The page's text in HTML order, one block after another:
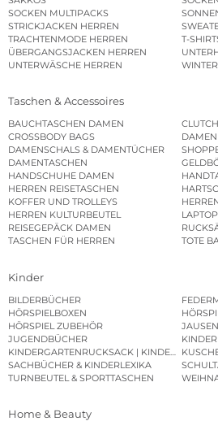
SOCKEN MULTIPACKS
STRICKJACKEN HERREN
TRACHTENMODE HERREN
T-
ÜBERGANGSJACKEN HERREN
UNTERWÄSCHE HERREN
Taschen & Accessoires
BAUCHTASCHEN DAMEN
CROSSBODY BAGS
DAMENSCHALS & DAMENTÜCHER
DAMENTASCHEN
HANDSCHUHE DAMEN
HERREN REISETASCHEN
KOFFER UND TROLLEYS
HERREN KULTURBEUTEL
REISEGEPÄCK DAMEN
TASCHEN FÜR HERREN
TOTE
Kinder
BILDERBÜCHER
HÖRSPIELBOXEN
HÖRSPIEL ZUBEHÖR
JUGENDBÜCHER
KINDERGARTENRUCKSACK |
SACHBÜCHER & KINDERLEXIKA
TURNBEUTEL & SPORTTASCHEN
Home & Beauty